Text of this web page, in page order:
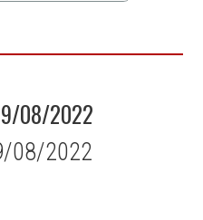
08/2022
08/2022